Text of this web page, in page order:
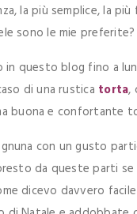
la più semplice, la
sono le mie preferite?
in questo blog fino a
di una rustica torta,
buona e confortante
con un gusto
da queste parti
dicevo davvero